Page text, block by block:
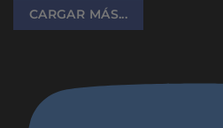
CARGAR MÁS...